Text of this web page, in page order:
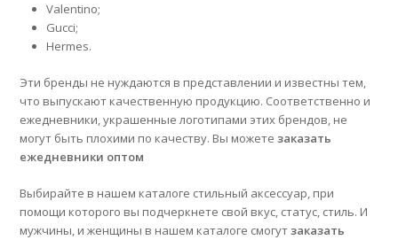
Valentino;
Gucci;
Hermes.
Эти бренды не нуждаются в представлении и известны тем,
что выпускают качественную продукцию. Соответственно и
ежедневники, украшенные логотипами этих брендов, не
могут быть плохими по качеству. Вы можетезаказать
ежедневники оптом
Выбирайте в нашем каталоге стильный аксессуар, при
помощи которого вы подчеркнете свой вкус, статус, стиль. И
мужчины, и женщины в нашем каталоге смогутзаказать